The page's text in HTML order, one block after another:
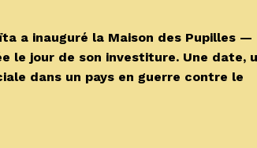
a inauguré la Maison des Pupilles —
le jour de son investiture. Une date,
dans un pays en guerre contre le